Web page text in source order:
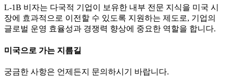
L-1B 비자는 다국적 기업이 보유한 내부 전문 지식을 미국 시
장에 효과적으로 이전할 수 있도록 지원하는 제도로, 기업의
글로벌 운영 효율성과 경쟁력 향상에 중요한 역할을 합니다.
미국으로 가는 지름길
궁금한 사항은 언제든지 문의하시기 바랍니다.